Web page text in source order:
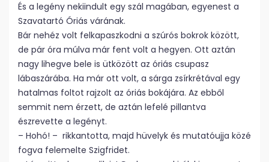
És a legény nekiindult egy szál magában, egyenest a
Szavatartó Óriás várának.
Bár nehéz volt felkapaszkodni a szúrós bokrok között,
de pár óra múlva már fent volt a hegyen. Ott aztán
nagy lihegve bele is ütközött az óriás csupasz
lábaszárába. Ha már ott volt, a sárga zsírkrétával egy
hatalmas foltot rajzolt az óriás bokájára. Az ebből
semmit nem érzett, de aztán lefelé pillantva
észrevette a legényt.
– Hohó! – rikkantotta, majd hüvelyk és mutatóujja közé
fogva felemelte Szigfridet.